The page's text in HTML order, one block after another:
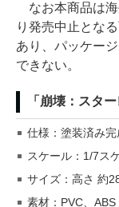
なお本商品は海
り発売中止とな
あり、パッケー
できない。
「崩壊：スタ
仕様：塗装済み
スケール：1/7ス
サイズ：高さ 約
素材：PVC、ABS